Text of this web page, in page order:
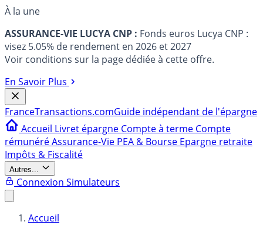
À la une
ASSURANCE-VIE LUCYA CNP : Fonds euros Lucya CNP :
visez 5.05% de rendement en 2026 et 2027
Voir conditions sur la page dédiée à cette offre.
En Savoir Plus
FranceTransactions.comGuide indépendant de l'épargne
Accueil Livret épargne Compte à terme Compte
rémunéréAssurance-Vie PEA & Bourse Epargne retraite
Impôts & Fiscalité
Autres...
Connexion Simulateurs
Accueil